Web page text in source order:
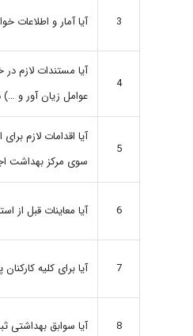
3 آیا آمار و
4
آیا مستندات لازم
عوامل زیان آور و
5
آیا اقدامات لازم
سوی مرکز بهداشت
6 آیا معاینات قبل از
7 آیا برای کلیه
8 آیا سوابق بهداشتی